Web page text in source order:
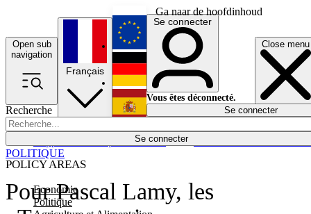
Ga naar de hoofdinhoud
Open sub
navigation
Close menu
Recherche
Se connecter
POLICY AREAS
Economie
Politique
Économie
Français
English
Deutsch
Español
Se connecter
Vous êtes déconnecté.
Se connecter
Pour Pascal Lamy, les
POLITIQUE